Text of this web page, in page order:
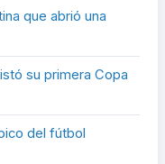
que abrió una
su primera Copa
del fútbol